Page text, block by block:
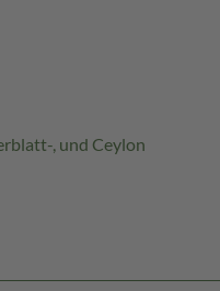
, und Ceylon